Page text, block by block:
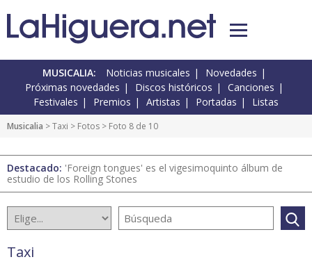
MUSICALIA: Noticias musicales
Novedades
Próximas novedades
Discos históricos
Canciones
Festivales
Premios Artistas Portadas Listas
Musicalia >Taxi > Fotos > Foto 8 de 10
Destacado: 'Foreign tongues' es el vigesimoquinto álbum de
estudio de los Rolling Stones
Taxi